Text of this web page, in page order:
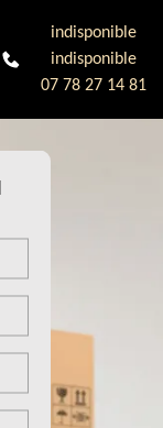
indisponible
indisponible
07 78 27 14 81